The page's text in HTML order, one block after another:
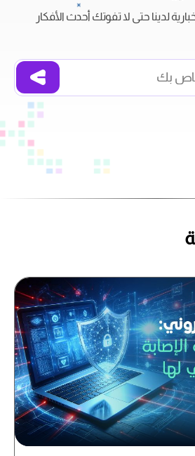
لدينا حتى لا تفوتك أحدث الأفكار